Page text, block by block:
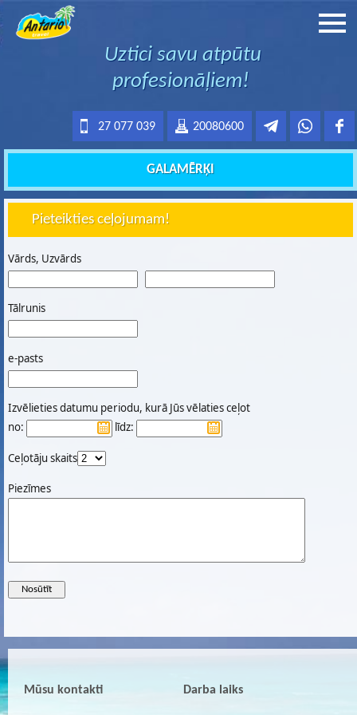
Uztici savu atpūtu
profesionāļiem!
20080600
27 077 039
GALAMĒRĶI
Pieteikties ceļojumam!
Vārds, Uzvārds
Tālrunis
e-pasts
Izvēlieties datumu periodu, kurā Jūs vēlaties ceļot
no:
līdz:
Ceļotāju skaits
Piezīmes
Mūsu kontakti Darba laiks